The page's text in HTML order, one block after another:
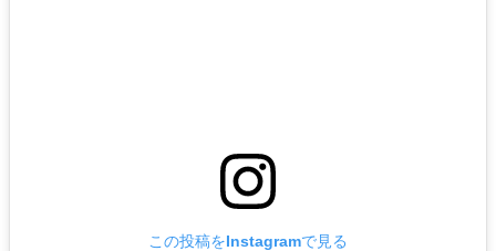
この投稿をInstagramで見る